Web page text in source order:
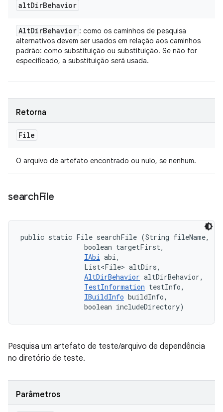
altDirBehavior
AltDirBehavior : como os caminhos de pesquisa
alternativos devem ser usados em relação aos caminhos
padrão: como substituição ou substituição. Se não for
especificado, a substituição será usada.
Retorna
File
O arquivo de artefato encontrado ou nulo, se nenhum.
searchFile
public static File searchFile (String fileName,
                boolean targetFirst,
IAbi abi,
                List<File> altDirs,
AltDirBehavior altDirBehavior,
TestInformation testInfo,
IBuildInfo buildInfo,
                boolean includeDirectory)
Pesquisa um artefato de teste/arquivo de dependência
no diretório de teste.
Parâmetros